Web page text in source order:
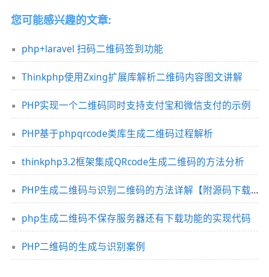
您可能感兴趣的文章:
php+laravel 扫码二维码签到功能
Thinkphp使用Zxing扩展库解析二维码内容图文讲解
PHP实现一个二维码同时支持支付宝和微信支付的示例
PHP基于phpqrcode类库生成二维码过程解析
thinkphp3.2框架集成QRcode生成二维码的方法分析
PHP生成二维码与识别二维码的方法详解【附源码下载】
php生成二维码不保存服务器还有下载功能的实现代码
PHP二维码的生成与识别案例